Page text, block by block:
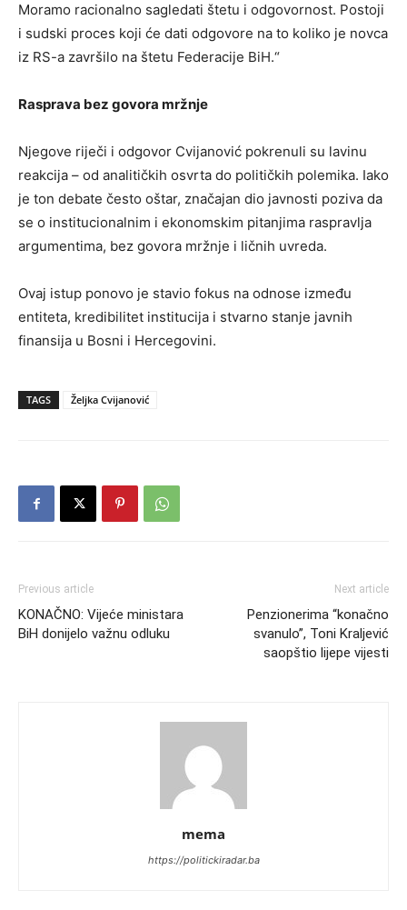
Moramo racionalno sagledati štetu i odgovornost. Postoji
i sudski proces koji će dati odgovore na to koliko je novca
iz RS-a završilo na štetu Federacije BiH.“
Rasprava bez govora mržnje
Njegove riječi i odgovor Cvijanović pokrenuli su lavinu
reakcija – od analitičkih osvrta do političkih polemika. Iako
je ton debate često oštar, značajan dio javnosti poziva da
se o institucionalnim i ekonomskim pitanjima raspravlja
argumentima, bez govora mržnje i ličnih uvreda.
Ovaj istup ponovo je stavio fokus na odnose između
entiteta, kredibilitet institucija i stvarno stanje javnih
finansija u Bosni i Hercegovini.
TAGS Željka Cvijanović
Previous article
KONAČNO: Vijeće ministara
BiH donijelo važnu odluku
Next article
Penzionerima “konačno
svanulo”, Toni Kraljević
saopštio lijepe vijesti
mema
https://politickiradar.ba